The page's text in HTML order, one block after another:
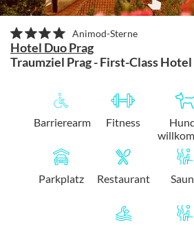
Animod-Sterne
Hotel Duo Prag
Traumziel Prag - First-Class
Barrierearm Fitness
Parkplatz Restaurant